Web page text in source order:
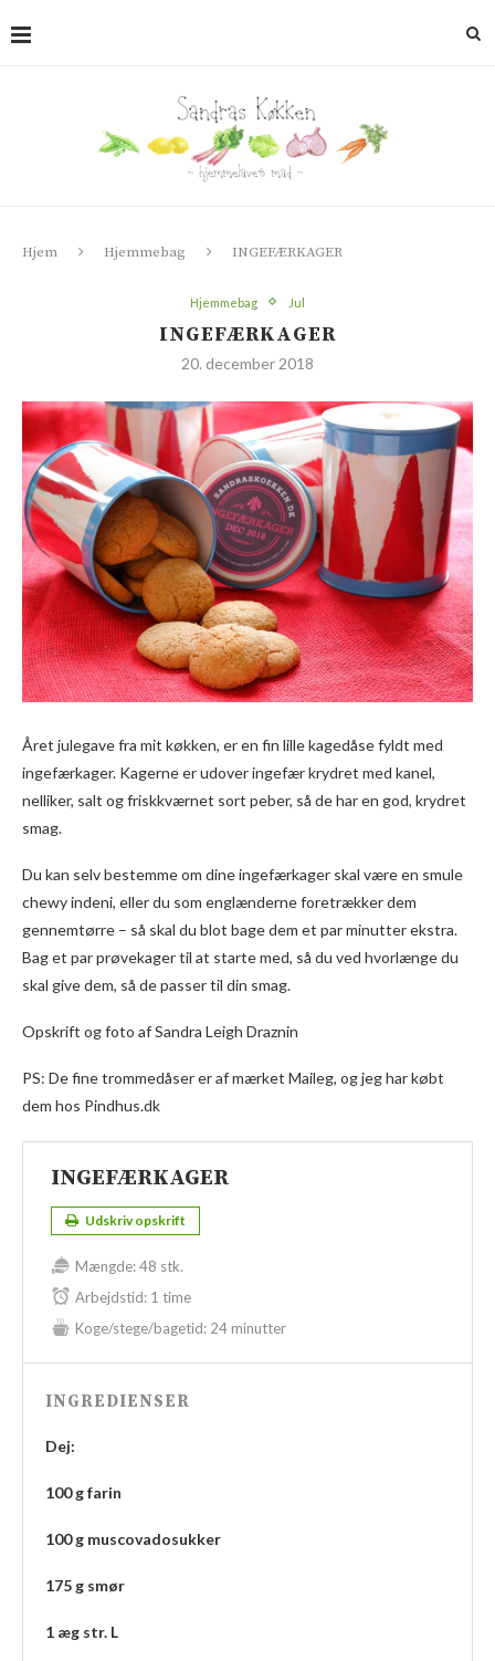
Hjem Hjemmebag INGEFÆRKAGER
Hjemmebag Jul
INGEFÆRKAGER
20. december 2018
Året julegave fra mit køkken, er en fin lille kagedåse fyldt med
ingefærkager. Kagerne er udover ingefær krydret med kanel,
nelliker, salt og friskkværnet sort peber, så de har en god, krydret
smag.
Du kan selv bestemme om dine ingefærkager skal være en smule
chewy indeni, eller du som englænderne foretrækker dem
gennemtørre – så skal du blot bage dem et par minutter ekstra.
Bag et par prøvekager til at starte med, så du ved hvorlænge du
skal give dem, så de passer til din smag.
Opskrift og foto af Sandra Leigh Draznin
PS: De fine trommedåser er af mærket Maileg, og jeg har købt
dem hos Pindhus.dk
INGEFÆRKAGER
Udskriv opskrift
Mængde:48 stk.
Arbejdstid: 1 time
Koge/stege/bagetid: 24 minutter
INGREDIENSER
Dej:
100 g farin
100 g muscovadosukker
175 g smør
1 æg str. L